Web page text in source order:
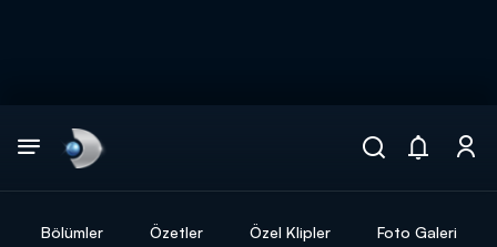
Bölümler Özetler Özel Klipler Foto Galeri